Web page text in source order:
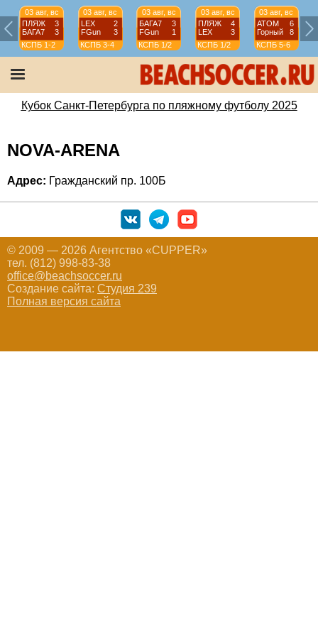
03 авг, вс
ПЛЯЖ
3
БАГА7
3
КСПБ 1-2
03 авг, вс
LEX
2
FGun
3
КСПБ 3-4
03 авг, вс
БАГА7
3
FGun
1
КСПБ 1/2
03 авг, вс
ПЛЯЖ
4
LEX
3
КСПБ 1/2
03 авг, вс
АТОМ
6
Горный
8
КСПБ 5-6
Кубок Санкт-Петербурга по пляжному футболу 2025
NOVA-ARENA
Адрес: Гражданский пр. 100Б
© 2009 — 2026 Агентство «CUPPER»
тел. (812) 998-83-38
office@beachsoccer.ru
Создание сайта: Студия 239
Полная версия сайта